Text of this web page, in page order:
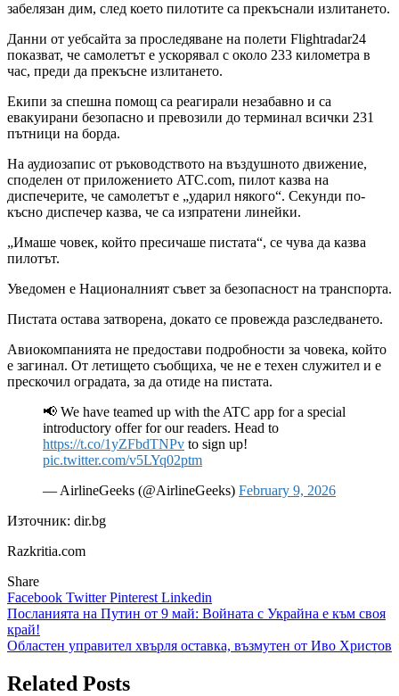
забелязан дим, след което пилотите са прекъснали излитането.
Данни от уебсайта за проследяване на полети Flightradar24
показват, че самолетът е ускорявал с около 233 километра в
час, преди да прекъсне излитането.
Екипи за спешна помощ са реагирали незабавно и са
евакуирани безопасно и превозили до терминал всички 231
пътници на борда.
На аудиозапис от ръководството на въздушното движение,
споделен от приложението ATC.com, пилот казва на
диспечерите, че самолетът е „ударил някого“. Секунди по-
късно диспечер казва, че са изпратени линейки.
„Имаше човек, който пресичаше пистата“, се чува да казва
пилотът.
Уведомен е Националният съвет за безопасност на транспорта.
Пистата остава затворена, докато се провежда разследването.
Авиокомпанията не предостави подробности за човека, който
е загинал. От летището съобщиха, че не е техен служител и е
прескочил оградата, за да отиде на пистата.
📢 We have teamed up with the ATC app for a special
introductory offer for our readers. Head to
https://t.co/1yZFbdTNPv to sign up!
pic.twitter.com/v5LYq02ptm
— AirlineGeeks (@AirlineGeeks) February 9, 2026
Източник: dir.bg
Razkritia.com
Share
Facebook TwitterPinterest Linkedin
Навигация
Посланията на Путин от 9 май: Войната с Украйна е към своя
край!
Областен управител хвърля оставка, възмутен от Иво Христов
Related Posts